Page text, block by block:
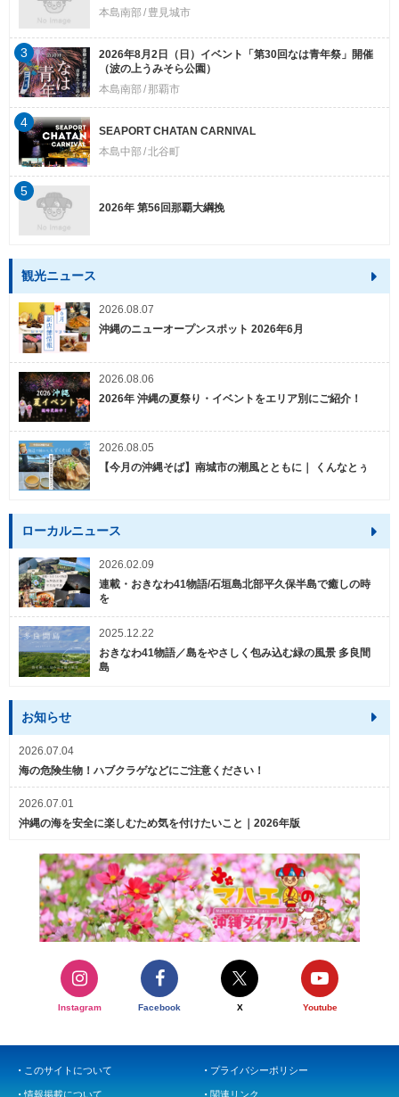
本島南部
豊見城市
2026年8月2日（日）イベント「第30回なは青年祭」開催
（波の上うみそら公園）
本島南部
那覇市
3
SEAPORT CHATAN CARNIVAL
本島中部 北谷町
4
2026年 第56回那覇大綱挽
5
観光ニュース
2026.08.07
沖縄のニューオープンスポット 2026年6月
2026.08.06
2026年 沖縄の夏祭り・イベントをエリア別にご紹介！
2026.08.05
【今月の沖縄そば】南城市の潮風とともに｜ くんなとぅ
ローカルニュース
2026.02.09
連載・おきなわ41物語/石垣島北部平久保半島で癒しの時
を
2025.12.22
おきなわ41物語／島をやさしく包み込む緑の風景 多良間
島
お知らせ
2026.07.04
海の危険生物！ハブクラゲなどにご注意ください！
2026.07.01
沖縄の海を安全に楽しむため気を付けたいこと｜2026年版
Instagram Facebook X Youtube
このサイトについて プライバシーポリシー
情報掲載について 関連リンク